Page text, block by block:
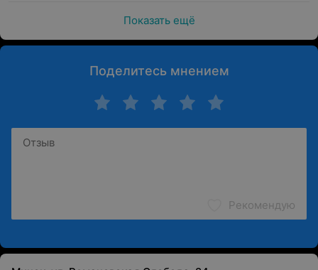
Показать ещё
Поделитесь мнением
Рекомендую